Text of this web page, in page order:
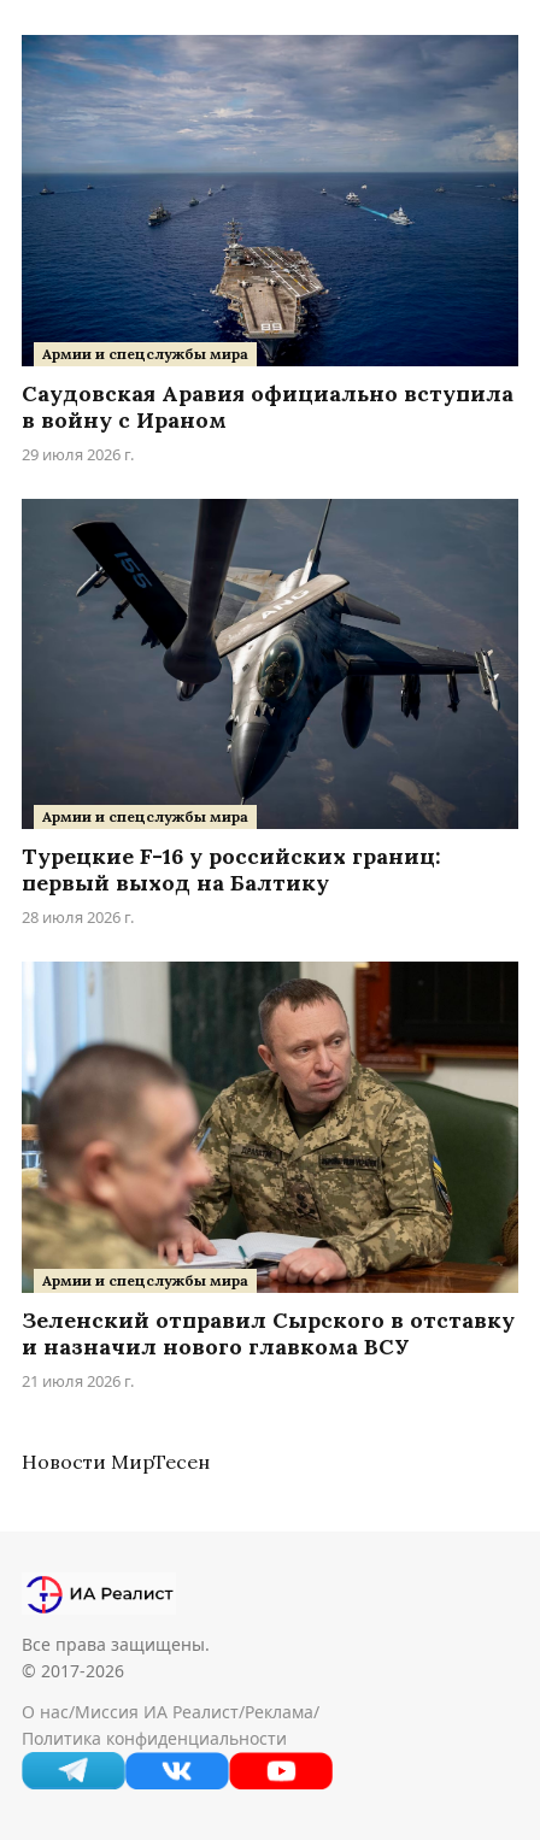
Армии и спецслужбы мира
Саудовская Аравия официально вступила
в войну с Ираном
29 июля 2026 г.
Армии и спецслужбы мира
Турецкие F-16 у российских границ:
первый выход на Балтику
28 июля 2026 г.
Армии и спецслужбы мира
Зеленский отправил Сырского в отставку
и назначил нового главкома ВСУ
21 июля 2026 г.
Новости МирТесен
Все права защищены.
© 2017-2026
О нас/Миссия ИА Реалист/Реклама/
Политика конфиденциальности